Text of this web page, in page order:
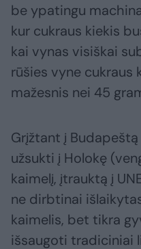
be ypatingu
kur cukraus kiekis
kai vynas visiškai
rūšies vyne cukraus
mažesnis nei 45
Grįžtant į
užsukti į Holokę
kaimelį, įtrauktą į
ne dirbtinai
kaimelis, bet tikra
išsaugoti tradiciniai